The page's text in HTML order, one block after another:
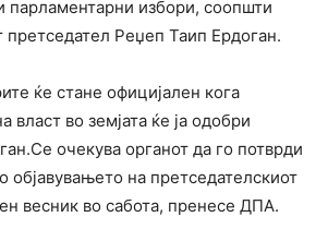
парламентарни избори, соопшти
претседател Реџеп Таип Ердоган.
ќе стане официјален кога
власт во земјата ќе ја одобри
очекува органот да го потврди
објавувањето на претседателскиот
весник во сабота, пренесе ДПА.